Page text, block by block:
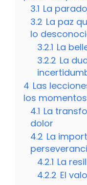
3.1 La
3.2 La paz
lo
3.2.1 La
3.2.2 La
4 Las
los
4.1 La
dolor
4.2 La
4.2.1 La
4.2.2 El